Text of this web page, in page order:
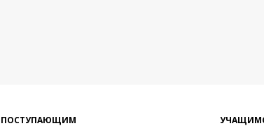
ПОСТУПАЮЩИМ